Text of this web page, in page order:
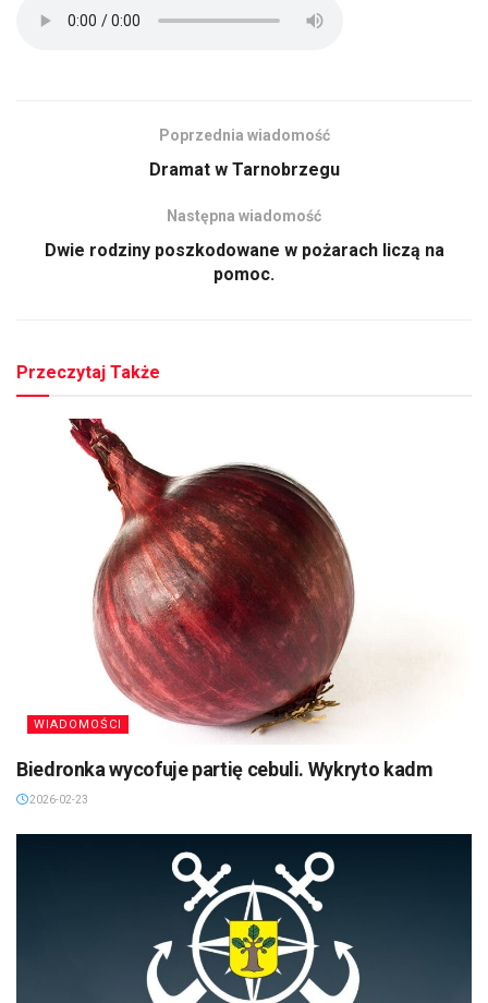
Poprzednia wiadomość
Dramat w Tarnobrzegu
Następna wiadomość
Dwie rodziny poszkodowane w pożarach liczą na
pomoc.
Przeczytaj Także
WIADOMOŚCI
Biedronka wycofuje partię cebuli. Wykryto kadm
2026-02-23